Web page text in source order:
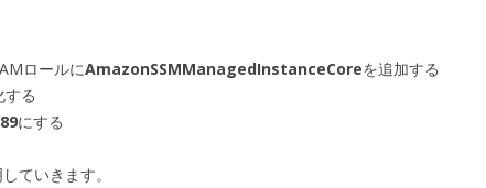
ロールにAmazonSSMManagedInstanceCoreを追加する
する
にする
ていきます。